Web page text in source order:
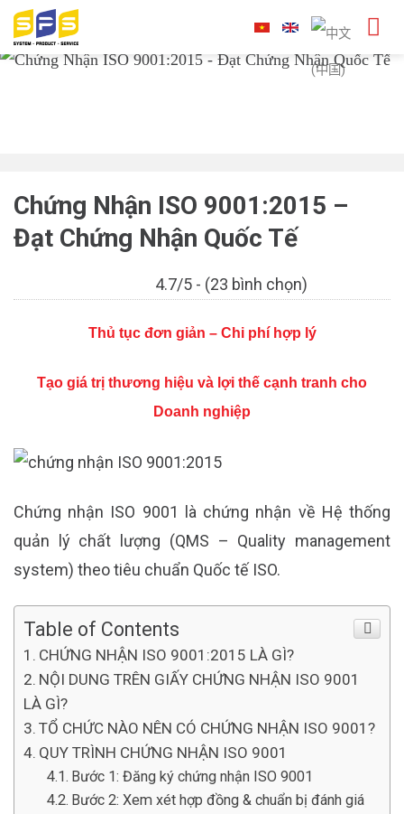
Skip
content
Chứng Nhận ISO 9001:2015 –
Đạt Chứng Nhận Quốc Tế
4.7/5 - (23 bình chọn)
Thủ tục đơn giản – Chi phí hợp lý
Tạo giá trị thương hiệu và lợi thế cạnh tranh cho
Doanh nghiệp
Chứng nhận ISO 9001 là chứng nhận về Hệ thống
quản lý chất lượng (QMS – Quality management
system) theo tiêu chuẩn Quốc tế ISO.
Table of Contents
CHỨNG NHẬN ISO 9001:2015 LÀ GÌ?
NỘI DUNG TRÊN GIẤY CHỨNG NHẬN ISO 9001
LÀ GÌ?
TỔ CHỨC NÀO NÊN CÓ CHỨNG NHẬN ISO 9001?
QUY TRÌNH CHỨNG NHẬN ISO 9001
Bước 1: Đăng ký chứng nhận ISO 9001
Bước 2: Xem xét hợp đồng & chuẩn bị đánh giá